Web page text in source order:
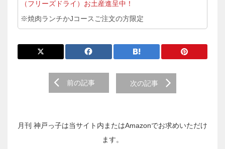
（フリーズドライ）お土産進呈中！
※焼肉ランチかJコースご注文の方限定
稿
前の記事 次の記事
月刊 神戸っ子は当サイト内またはAmazonでお求めいただけ
ます。